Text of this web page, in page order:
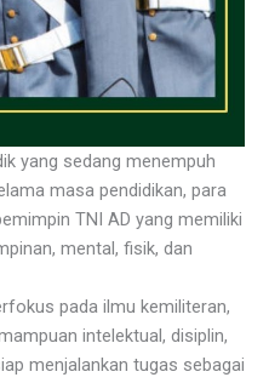
yang sedang menempuh
masa pendidikan, para
TNI AD yang memiliki
mental, fisik, dan
pada ilmu kemiliteran,
intelektual, disiplin,
menjalankan tugas sebagai